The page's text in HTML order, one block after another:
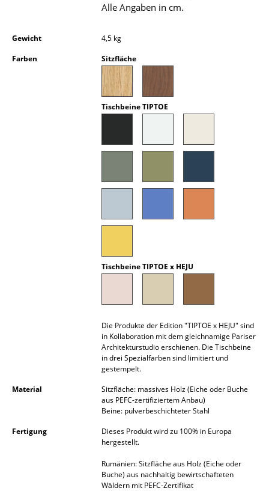
... alle Aufbewahrungsmöbel
Licht
Hängeleuchten & Deckenleuchten
Schreibtischleuchten
Nachttische & Bettzubehör
... alle Betten
Alle Angaben in cm.
Gewicht
4,5 kg
Farben
Sitzfläche
Tischbeine TIPTOE
Tischbeine TIPTOE x HEJU
Die Produkte der Edition "TIPTOE x HEJU" sind
in Kollaboration mit dem gleichnamige Pariser
Architekturstudio erschienen. Die Tischbeine
in drei Spezialfarben sind limitiert und
gestempelt.
Material
Sitzfläche: massives Holz (Eiche oder Buche
aus PEFC-zertifiziertem Anbau)
Beine: pulverbeschichteter Stahl
Fertigung
Dieses Produkt wird zu 100% in Europa
hergestellt.
Rumänien: Sitzfläche aus Holz (Eiche oder
Buche) aus nachhaltig bewirtschafteten
Wäldern mit PEFC-Zertifikat